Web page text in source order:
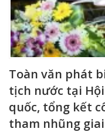
Toàn văn phát
tịch nước tại
quốc, tổng kết
tham nhũng giai